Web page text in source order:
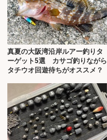
真夏の大阪湾沿岸ルアー釣りタ
ーゲット5選 カサゴ釣りながら
タチウオ回遊待ちがオススメ？